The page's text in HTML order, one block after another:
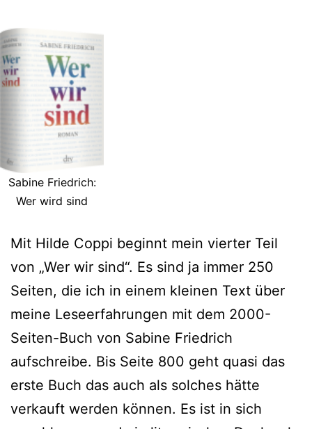
Sabine Friedrich:
Wer wird sind
Mit Hilde Coppi beginnt mein vierter Teil
von „Wer wir sind“. Es sind ja immer 250
Seiten, die ich in einem kleinen Text über
meine Leseerfahrungen mit dem 2000-
Seiten-Buch von Sabine Friedrich
aufschreibe. Bis Seite 800 geht quasi das
erste Buch das auch als solches hätte
verkauft werden können. Es ist in sich